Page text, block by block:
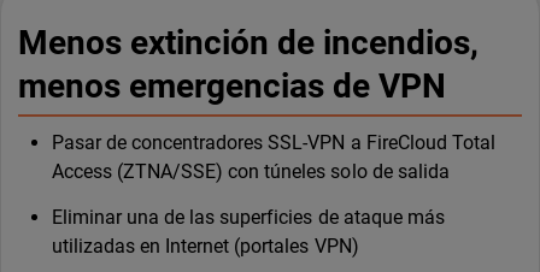
Menos extinción de incendios,
menos emergencias de VPN
Pasar de concentradores SSL-VPN a FireCloud Total
Access (ZTNA/SSE) con túneles solo de salida
Eliminar una de las superficies de ataque más
utilizadas en Internet (portales VPN)